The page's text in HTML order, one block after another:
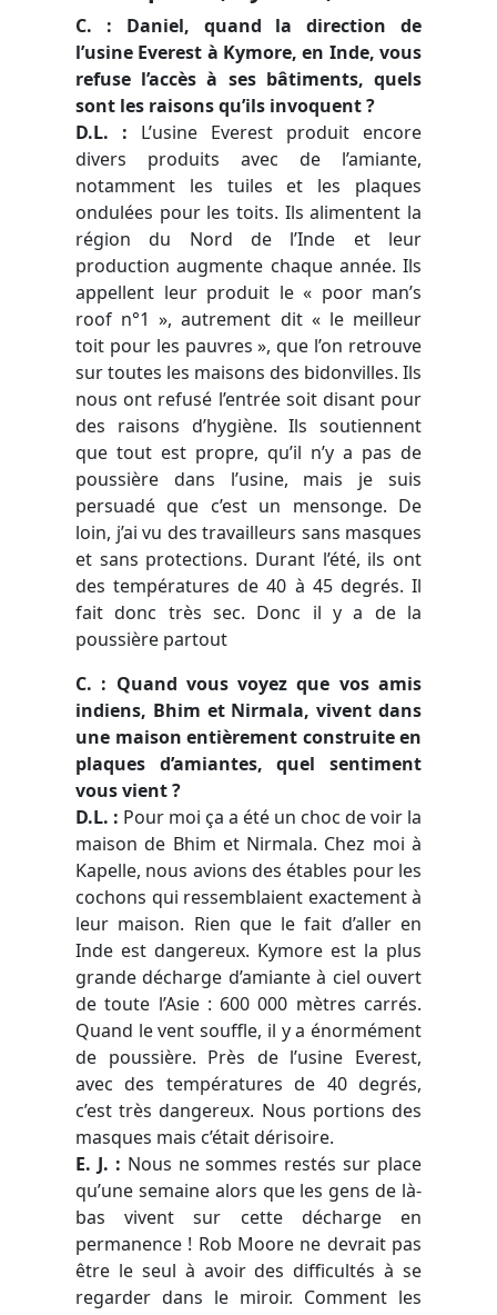
C. : Daniel, quand la direction de
l’usine Everest à Kymore, en Inde, vous
refuse l’accès à ses bâtiments, quels
sont les raisons qu’ils invoquent ?
D.L. : L’usine Everest produit encore
divers produits avec de l’amiante,
notamment les tuiles et les plaques
ondulées pour les toits. Ils alimentent la
région du Nord de l’Inde et leur
production augmente chaque année. Ils
appellent leur produit le « poor man’s
roof n°1 », autrement dit « le meilleur
toit pour les pauvres », que l’on retrouve
sur toutes les maisons des bidonvilles. Ils
nous ont refusé l’entrée soit disant pour
des raisons d’hygiène. Ils soutiennent
que tout est propre, qu’il n’y a pas de
poussière dans l’usine, mais je suis
persuadé que c’est un mensonge. De
loin, j’ai vu des travailleurs sans masques
et sans protections. Durant l’été, ils ont
des températures de 40 à 45 degrés. Il
fait donc très sec. Donc il y a de la
poussière partout
C. : Quand vous voyez que vos amis
indiens, Bhim et Nirmala, vivent dans
une maison entièrement construite en
plaques d’amiantes, quel sentiment
vous vient ?
D.L. : Pour moi ça a été un choc de voir la
maison de Bhim et Nirmala. Chez moi à
Kapelle, nous avions des étables pour les
cochons qui ressemblaient exactement à
leur maison. Rien que le fait d’aller en
Inde est dangereux. Kymore est la plus
grande décharge d’amiante à ciel ouvert
de toute l’Asie : 600 000 mètres carrés.
Quand le vent souffle, il y a énormément
de poussière. Près de l’usine Everest,
avec des températures de 40 degrés,
c’est très dangereux. Nous portions des
masques mais c’était dérisoire.
E. J. : Nous ne sommes restés sur place
qu’une semaine alors que les gens de là-
bas vivent sur cette décharge en
permanence ! Rob Moore ne devrait pas
être le seul à avoir des difficultés à se
regarder dans le miroir. Comment les